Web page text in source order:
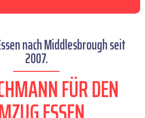
nach Middlesbrough seit
2007.
FÜR DEN